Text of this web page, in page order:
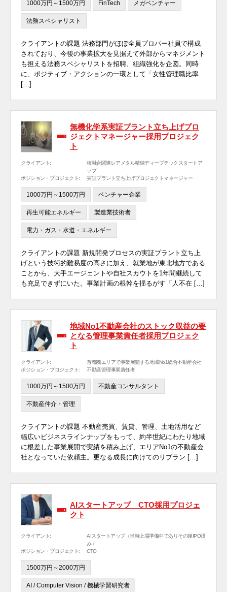
1000万円～1500万円 FinTech メガベンチャー
法務スペシャリスト
クライアントの課題 法務部門がほぼ全員プロパー社員で構成
されており、今後の事業拡大を見据えて外部からマネジメント
も担える法務スペシャリストを招聘、組織強化を企図。同時
に、ポジティブ・アクションの一環として「女性管理職比率
[…]
無機化学系実証プラント立ち上げプロ
ジェクトマネージャー採用プロジェク
ト
クライアント:
核融合関連レアメタル精錬ディープテックスタートア
ップ
ポジション・プロジェクト:
実証プラント立ち上げプロジェクトマネージャー
1000万円～1500万円 ベンチャー企業
再生可能エネルギー 製造業技術者
電力・ガス・水道・エネルギー
クライアントの課題 新規開発プロセスの実証プラント立ち上
げという技術的難易度の高さに加え、就業地が東北地方である
ことから、大手エージェントや自社スカウトを1年間継続して
も充足できずにいた。事業計画の根幹を揺るがす「人不在 […]
地域No1不動産会社のストック収益の要
となる管理事業責任者採用プロジェク
ト
クライアント:
首都圏エリアで事業展開する地域No1総合不動産会社
ポジション・プロジェクト:
不動産管理事業責任者
1000万円～1500万円 不動産コンサルタント
不動産仲介・管理
クライアントの課題 不動産売買、賃貸、管理、土地活用など
幅広いビジネスラインナップをもって、約半世紀にわたり地域
に根差した事業展開で実績を積み上げ、エリアNo1の不動産会
社となっていた依頼主。更なる成長に向けてのリブラン […]
AIスタートアップ CTO採用プロジェ
クト
クライアント:
AIスタートアップ（当時上場準備中でありその後IPO済
み）
ポジション・プロジェクト:
CTO
1500万円～2000万円
AI / Computer Vision / 機械学習研究者